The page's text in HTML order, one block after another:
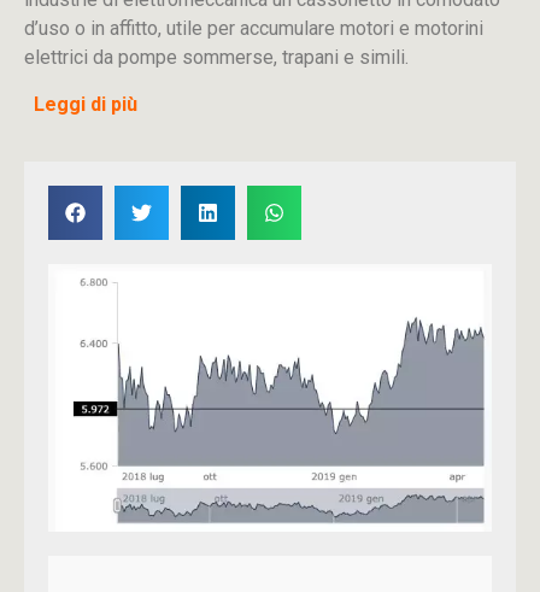
d’uso o in affitto, utile per accumulare motori e motorini
elettrici da pompe sommerse, trapani e simili.
Leggi di più